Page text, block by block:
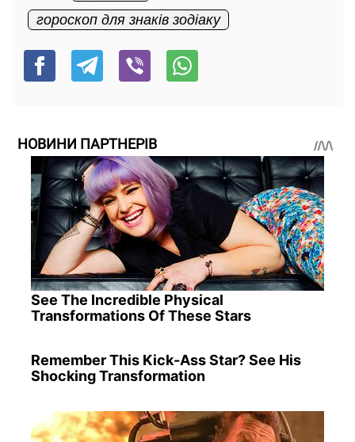
гороскоп для знаків зодіаку
НОВИНИ ПАРТНЕРІВ
See The Incredible Physical
Transformations Of These Stars
Remember This Kick-Ass Star? See His
Shocking Transformation